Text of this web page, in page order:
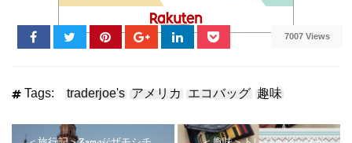
7007 Views
Tags: traderjoe's アメリカ エコバッグ 趣味